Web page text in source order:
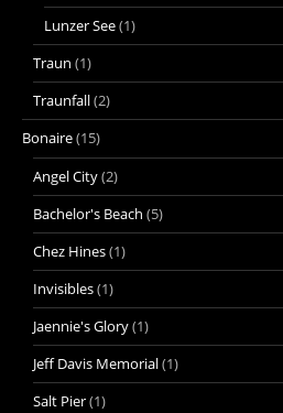
Lunzer See(1)
Traun (1)
Traunfall(2)
Bonaire(15)
Angel City(2)
Bachelor's Beach (5)
Chez Hines(1)
Invisibles(1)
Jaennie's Glory(1)
Jeff Davis Memorial(1)
Salt Pier(1)